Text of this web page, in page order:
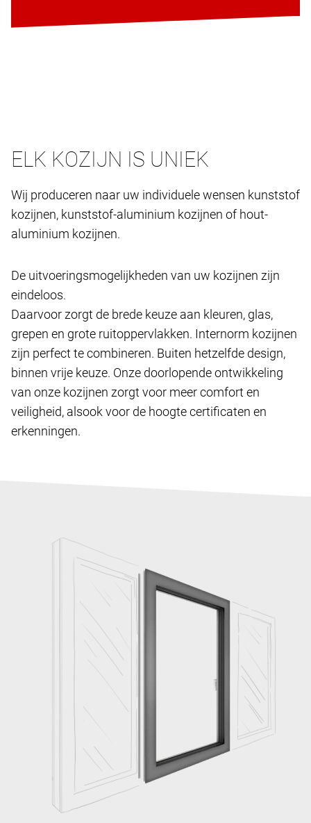
ELK KOZIJN IS UNIEK
Wij produceren naar uw individuele wensen kunststof
kozijnen, kunststof-aluminium kozijnen of hout-
aluminium kozijnen.
De uitvoeringsmogelijkheden van uw kozijnen zijn
eindeloos.
Daarvoor zorgt de brede keuze aan kleuren, glas,
grepen en grote ruitoppervlakken. Internorm kozijnen
zijn perfect te combineren. Buiten hetzelfde design,
binnen vrije keuze. Onze doorlopende ontwikkeling
van onze kozijnen zorgt voor meer comfort en
veiligheid, alsook voor de hoogte certificaten en
erkenningen.